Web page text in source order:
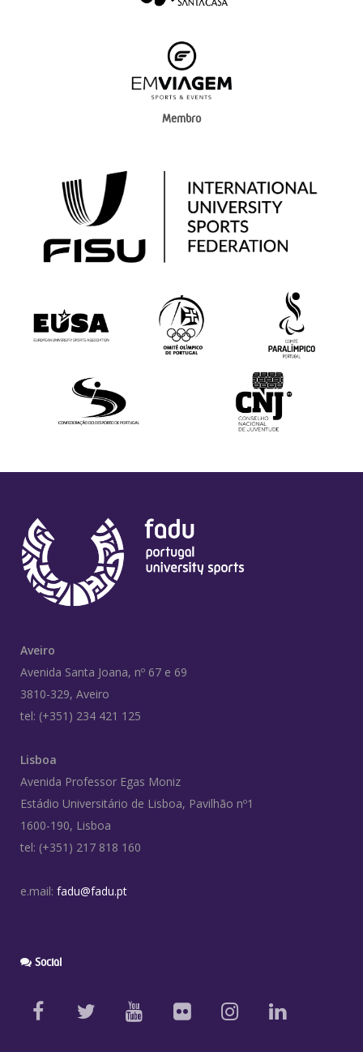
Membro
Aveiro
Avenida Santa Joana, nº 67 e 69
3810-329, Aveiro
tel: (+351) 234 421 125
Lisboa
Avenida Professor Egas Moniz
Estádio Universitário de Lisboa, Pavilhão nº1
1600-190, Lisboa
tel: (+351) 217 818 160
e.mail: fadu@fadu.pt
Social